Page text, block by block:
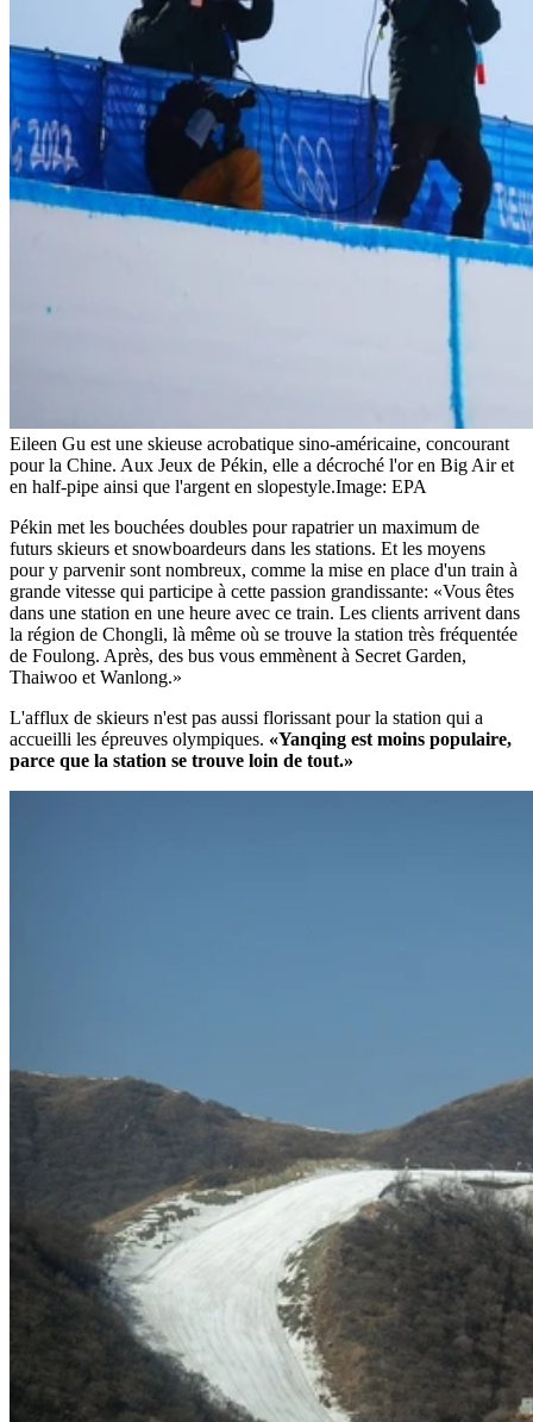
Eileen Gu est une skieuse acrobatique sino-américaine, concourant
pour la Chine. Aux Jeux de Pékin, elle a décroché l'or en Big Air et
en half-pipe ainsi que l'argent en slopestyle.Image: EPA
Pékin met les bouchées doubles pour rapatrier un maximum de
futurs skieurs et snowboardeurs dans les stations. Et les moyens
pour y parvenir sont nombreux, comme la mise en place d'un train à
grande vitesse qui participe à cette passion grandissante: «Vous êtes
dans une station en une heure avec ce train. Les clients arrivent dans
la région de Chongli, là même où se trouve la station très fréquentée
de Foulong. Après, des bus vous emmènent à Secret Garden,
Thaiwoo et Wanlong.»
L'afflux de skieurs n'est pas aussi florissant pour la station qui a
accueilli les épreuves olympiques. «Yanqing est moins populaire,
parce que la station se trouve loin de tout.»